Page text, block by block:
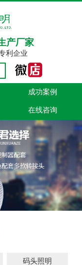
产厂家
利企业
成功案例
在线咨询
码头照明